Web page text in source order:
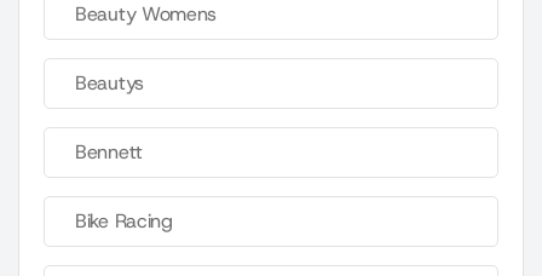
Beauty Womens
Beautys
Bennett
Bike Racing